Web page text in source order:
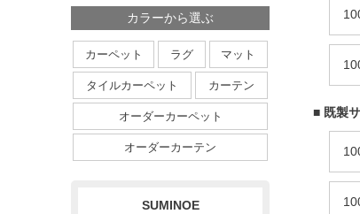
約350ｘ450cm
約350ｘ500cm
円形サイズ
ダイニングサイズ
ストライプ＆ボーダー
円形
北欧デザイン
ナチュラルデザイン
無地・無地調
抽象柄
花柄
植物柄
鳥・動物
ストライプ・ボーダー
チェック
ドット
サークル
カラーから選ぶ
カーペット ラグ マット
タイルカーペット カーテン
オーダーカーペット
オーダーカーテン
SUMINOE
■ 既製